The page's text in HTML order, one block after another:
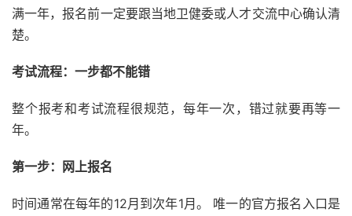
满一年，报名前一定要跟当地卫健委或人才交流中心确认清
楚。
考试流程：一步都不能错
整个报考和考试流程很规范，每年一次，错过就要再等一
年。
第一步：网上报名
时间通常在每年的12月到次年1月。 唯一的官方报名入口是